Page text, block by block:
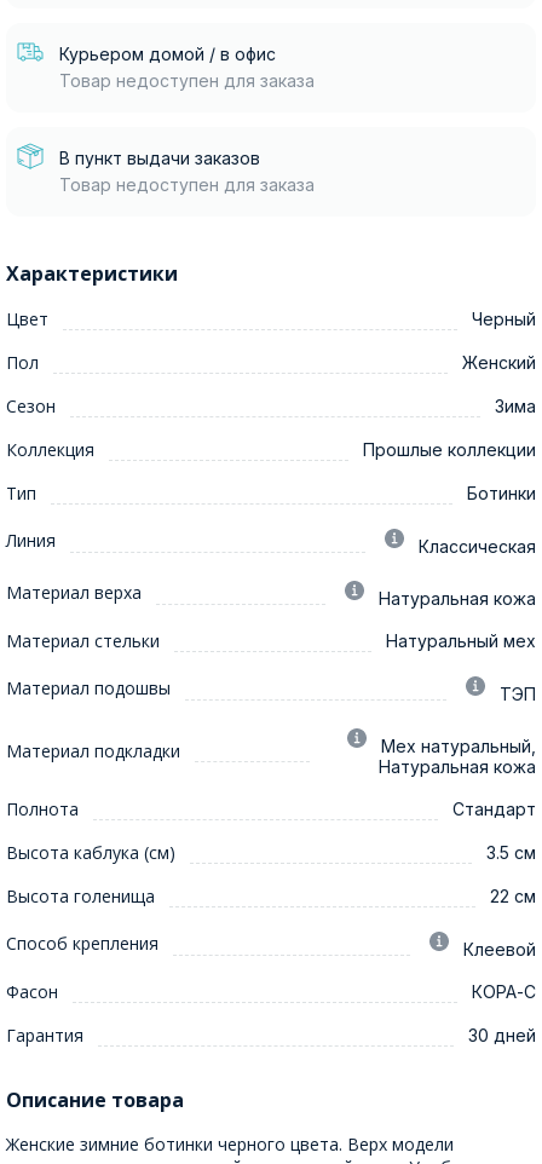
Курьером домой / в офис
Товар недоступен для заказа
В пункт выдачи заказов
Товар недоступен для заказа
Характеристики
Цвет Черный
Пол Женский
Сезон Зима
Коллекция Прошлые коллекции
Тип Ботинки
Линия Классическая
Материал верха Натуральная кожа
Материал стельки Натуральный мех
Материал подошвы ТЭП
Материал подкладки
Мех натуральный,
Натуральная кожа
Полнота Стандарт
Высота каблука (см) 3.5 см
Высота голенища 22 см
Способ крепления Клеевой
Фасон КОРА-С
Гарантия 30 дней
Описание товара
Женские зимние ботинки черного цвета. Верх модели